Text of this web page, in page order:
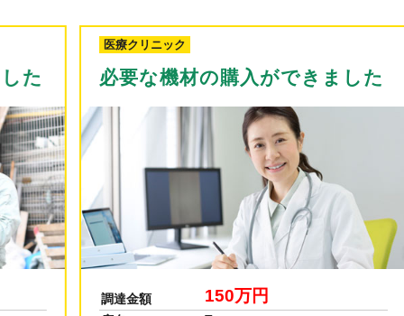
医療クリニック
必要な機材の購入ができました
調達金額 150万円